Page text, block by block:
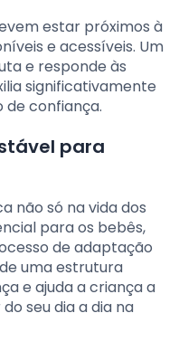
estar próximos à
e acessíveis. Um
e responde às
significativamente
de confiança.
para
não só na vida dos
para os bebês,
de adaptação
uma estrutura
e ajuda a criança a
seu dia a dia na